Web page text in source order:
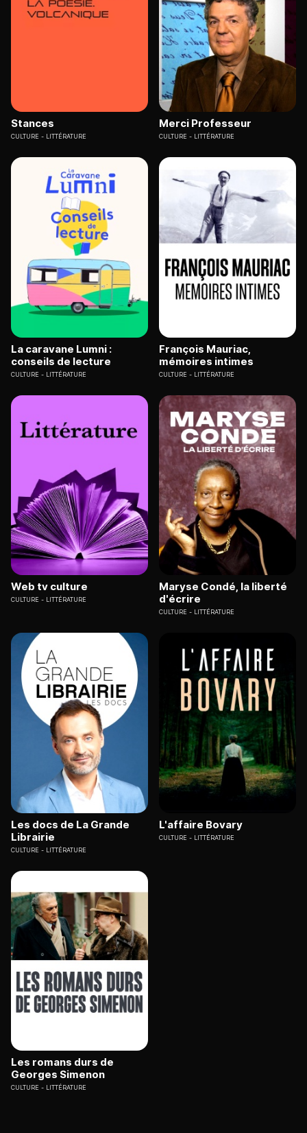
Stances
CULTURE LITTÉRATURE
Merci Professeur
CULTURE LITTÉRATURE
La caravane Lumni :
conseils de lecture
CULTURE LITTÉRATURE
François Mauriac,
mémoires intimes
CULTURE LITTÉRATURE
Web tv culture
CULTURE LITTÉRATURE
Maryse Condé, la liberté
d'écrire
CULTURE LITTÉRATURE
Les docs de La Grande
Librairie
CULTURE LITTÉRATURE
L'affaire Bovary
CULTURE LITTÉRATURE
Les romans durs de
Georges Simenon
CULTURE LITTÉRATURE